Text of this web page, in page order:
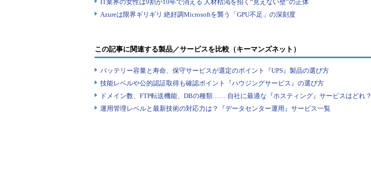
この記事に関連する製品／サービスを比較（キーマンズネット）
バッテリー容量と寿命、保守サービスが選定のポイント『UPS』製品の選び方
技能レベルや公的認証取得も確認ポイント『ハウジングサービス』の選び方
ドメイン数、FTP転送機能、DBの種類…… 自社に最適な『ホスティング』サービスはどれ？
運用管理レベルと最新技術の対応力は？『データセンター運用』サービス一覧